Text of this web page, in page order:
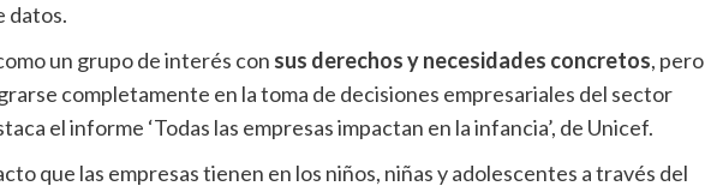
datos.
un grupo de interés con sus derechos y necesidades concretos, pero
completamente en la toma de decisiones empresariales del sector
el informe ‘Todas las empresas impactan en la infancia’, de Unicef.